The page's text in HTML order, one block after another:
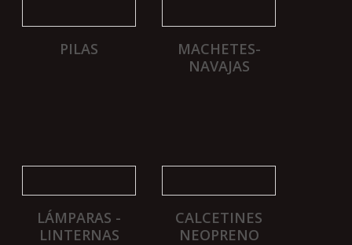
PILAS
MACHETES-
NAVAJAS
LÁMPARAS -
LINTERNAS
CALCETINES
NEOPRENO